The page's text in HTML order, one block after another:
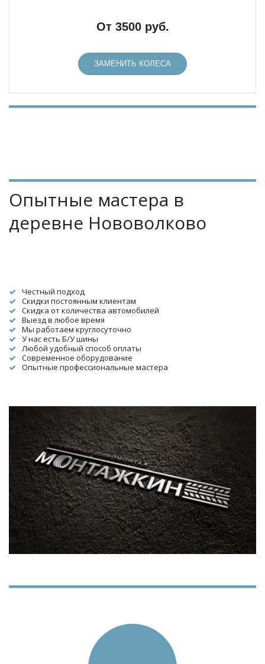
От 3500 руб.
ЗАМЕНИТЬ КОЛЕСА
Опытные мастера в
деревне Нововолково
Честный подход
Скидки постоянным клиентам
Скидка от количества автомобилей
Выезд в любое время
Мы работаем круглосуточно
У нас есть Б/У шины
Любой удобный способ оплаты
Современное оборудование
Опытные профессиональные мастера